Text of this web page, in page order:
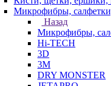
Микрофибры,
Назад
Микрофибры,
Hi-TECH
3D
3М
DRY MONSTER